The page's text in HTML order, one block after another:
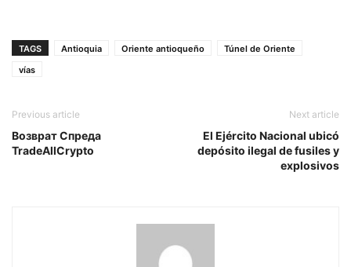
TAGS Antioquia Oriente antioqueño
Túnel de Oriente
vías
Previous article
Возврат Спреда
TradeAllCrypto
Next article
El Ejército Nacional ubicó
depósito ilegal de fusiles y
explosivos